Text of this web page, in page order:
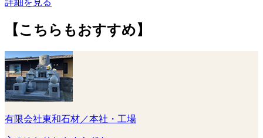
詳細を見る
【こちらもおすすめ】
有限会社東和石材／本社・工場